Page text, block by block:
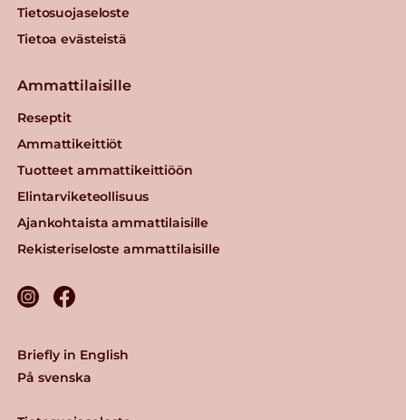
Tietosuojaseloste
Tietoa evästeistä
Ammattilaisille
Reseptit
Ammattikeittiöt
Tuotteet ammattikeittiöön
Elintarviketeollisuus
Ajankohtaista ammattilaisille
Rekisteriseloste ammattilaisille
Briefly in English
På svenska